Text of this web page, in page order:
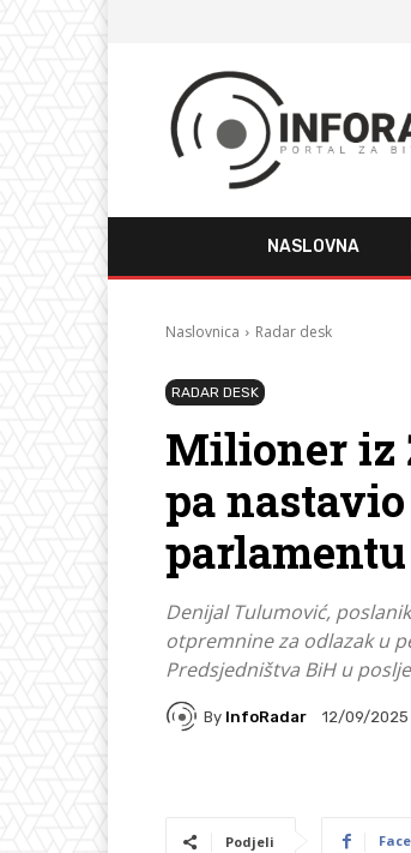
NASLOVNA
Naslovnica Radar desk
RADAR DESK
Milioner iz
pa
parlamentu
Denijal Tulumović,
otpremnine za odlazak u
Predsjedništva BiH u
By InfoRadar 12/09/2025
Podjeli